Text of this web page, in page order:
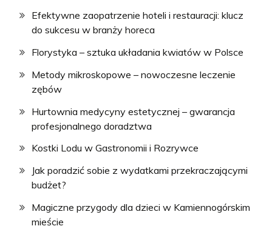
Efektywne zaopatrzenie hoteli i restauracji: klucz
do sukcesu w branży horeca
Florystyka – sztuka układania kwiatów w Polsce
Metody mikroskopowe – nowoczesne leczenie
zębów
Hurtownia medycyny estetycznej – gwarancja
profesjonalnego doradztwa
Kostki Lodu w Gastronomii i Rozrywce
Jak poradzić sobie z wydatkami przekraczającymi
budżet?
Magiczne przygody dla dzieci w Kamiennogórskim
mieście